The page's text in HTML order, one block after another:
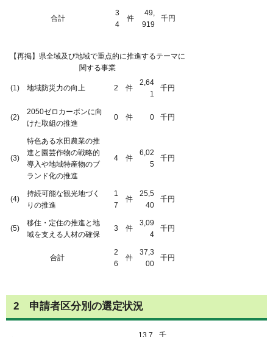
合計
3
4
件
49,
919
千円
【再掲】県全域及び地域で重点的に推進するテーマに
関する事業
(1) 地域防災力の向上 2 件
2,64
1
千円
(2)
2050ゼロカーボンに向
けた取組の推進
0 件 0 千円
(3)
特色ある水田農業の推
進と園芸作物の戦略的
導入や地域特産物のブ
ランド化の推進
4 件
6,02
5
千円
(4)
持続可能な観光地づく
りの推進
1
7
件
25,5
40
千円
(5)
移住・定住の推進と地
域を支える人材の確保
3 件
3,09
4
千円
合計
2
6
件
37,3
00
千円
2 申請者区分別の選定状況
13,7 千